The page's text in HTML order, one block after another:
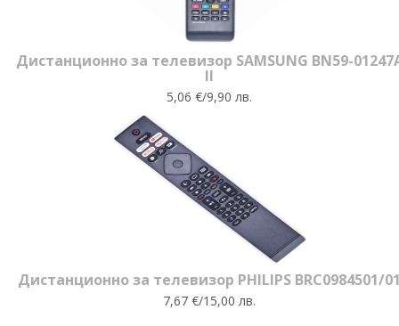
Дистанционно за телевизор SAMSUNG BN59-
II
5,06 €/9,90 лв.
Дистанционно за телевизор PHILIPS BRC0984501/
7,67 €/15,00 лв.